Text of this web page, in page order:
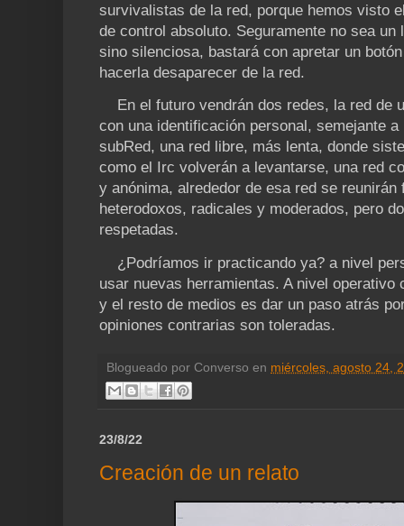
survivalistas de la red, porque hemos visto
de control absoluto. Seguramente no sea
sino silenciosa, bastará con apretar un
hacerla desaparecer de la red.
En el futuro vendrán dos redes, la red de
con una identificación personal, semejante
subRed, una red libre, más lenta, donde
como el Irc volverán a levantarse, una red
y anónima, alrededor de esa red se
heterodoxos, radicales y moderados, pero
respetadas.
¿Podríamos ir practicando ya? a nivel
usar nuevas herramientas. A nivel operativo
y el resto de medios es dar un paso atrás
opiniones contrarias son toleradas.
Blogueado por Converso en miércoles, agosto 24,
23/8/22
Creación de un relato